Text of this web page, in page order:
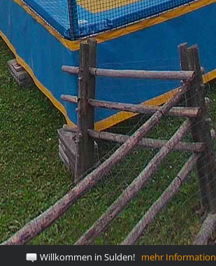
Willkommen in Sulden!mehr Informationen